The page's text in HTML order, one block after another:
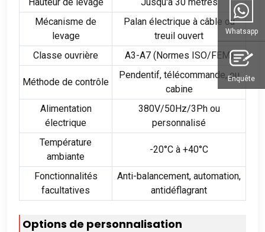
Mécanisme de
levage
Palan électrique à câble ou
treuil ouvert
Classe ouvrière
A3-A7 (Normes ISO/FEM)
Méthode de contrôle
Pendentif, télécommande, ou
cabine
Alimentation
électrique
380V/50Hz/3Ph ou
personnalisé
Température
ambiante
-20°C à +40°C
Fonctionnalités
facultatives
Anti-balancement, automation,
antidéflagrant
Options de personnalisation
Whatsapp
Enquête